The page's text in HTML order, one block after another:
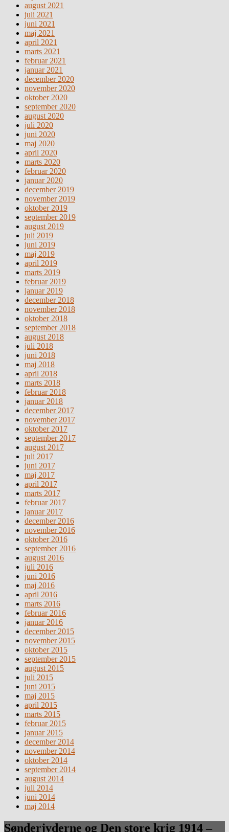
august 2021
juli 2021
juni 2021
maj 2021
april 2021
marts 2021
februar 2021
januar 2021
december 2020
november 2020
oktober 2020
september 2020
august 2020
juli 2020
juni 2020
maj 2020
april 2020
marts 2020
februar 2020
januar 2020
december 2019
november 2019
oktober 2019
september 2019
august 2019
juli 2019
juni 2019
maj 2019
april 2019
marts 2019
februar 2019
januar 2019
december 2018
november 2018
oktober 2018
september 2018
august 2018
juli 2018
juni 2018
maj 2018
april 2018
marts 2018
februar 2018
januar 2018
december 2017
november 2017
oktober 2017
september 2017
august 2017
juli 2017
juni 2017
maj 2017
april 2017
marts 2017
februar 2017
januar 2017
december 2016
november 2016
oktober 2016
september 2016
august 2016
juli 2016
juni 2016
maj 2016
april 2016
marts 2016
februar 2016
januar 2016
december 2015
november 2015
oktober 2015
september 2015
august 2015
juli 2015
juni 2015
maj 2015
april 2015
marts 2015
februar 2015
januar 2015
december 2014
november 2014
oktober 2014
september 2014
august 2014
juli 2014
juni 2014
maj 2014
Sønderjyderne og Den store krig 1914 –